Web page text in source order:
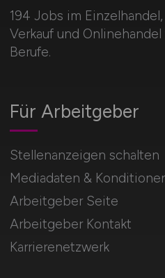
194 Jobs im
Verkauf und
Berufe.
Für Arbeitgeber
Stellenanzeigen schalten
Mediadaten &
Arbeitgeber Seite
Arbeitgeber Kontakt
Karrierenetzwerk